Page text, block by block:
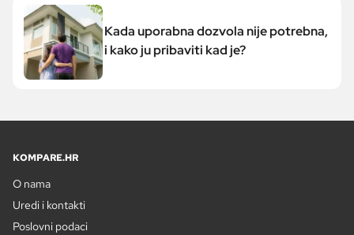
Kada uporabna dozvola nije potrebna,
i kako ju pribaviti kad je?
KOMPARE.HR
O nama
Uredi i kontakti
Poslovni podaci